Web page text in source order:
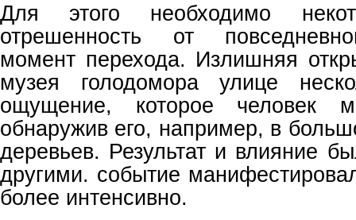
Для этого необходимо
отрешенность от
момент перехода. Излишняя
музея голодомора улице
ощущение, которое человек
обнаружив его, например, в
деревьев. Результат и влияние
другими. событие
более интенсивно.